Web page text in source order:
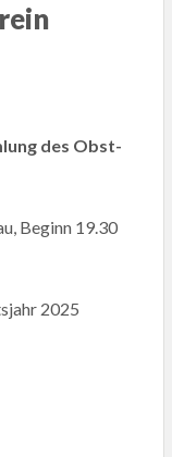
des Obst-
Beginn 19.30
2025